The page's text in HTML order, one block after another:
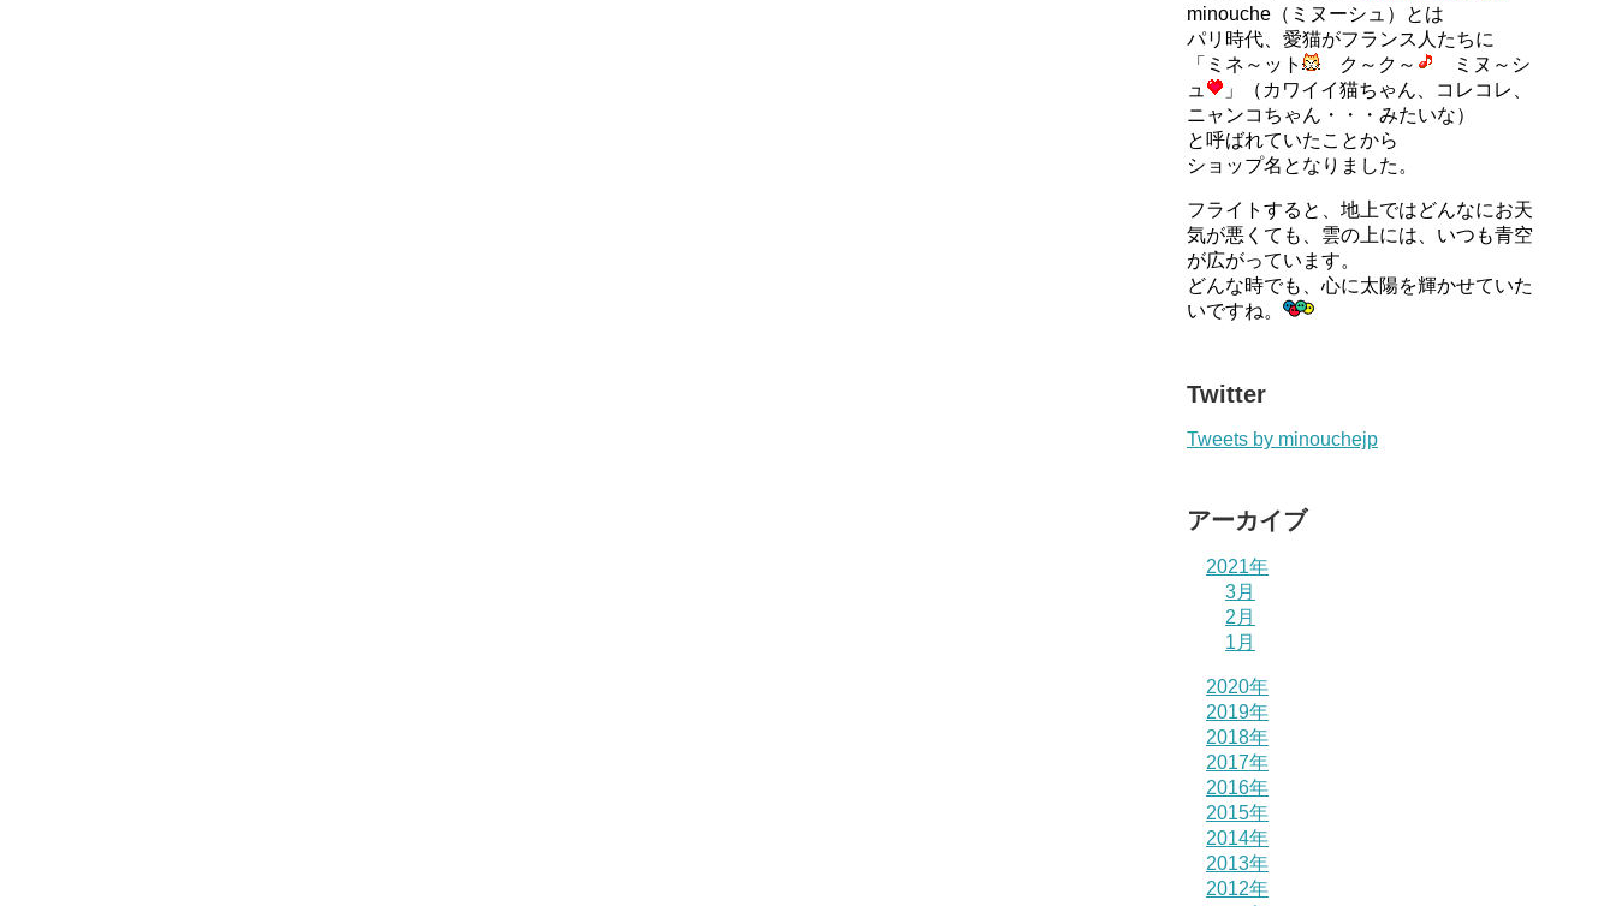
minouche（ミヌーシュ）とは
パリ時代、愛猫がフランス人たちに
「ミネ～ット
ク～ク～
ミヌ～シ
ュ
」（カワイイ猫ちゃん、コレコレ、
ニャンコちゃん・・・みたいな）
と呼ばれていたことから
ショップ名となりました。
フライトすると、地上ではどんなにお天
気が悪くても、雲の上には、いつも青空
が広がっています。
どんな時でも、心に太陽を輝かせていた
いですね。
Twitter
Tweets by minouchejp
アーカイブ
2021年
3月
2月
1月
2020年
2019年
2018年
2017年
2016年
2015年
2014年
2013年
2012年